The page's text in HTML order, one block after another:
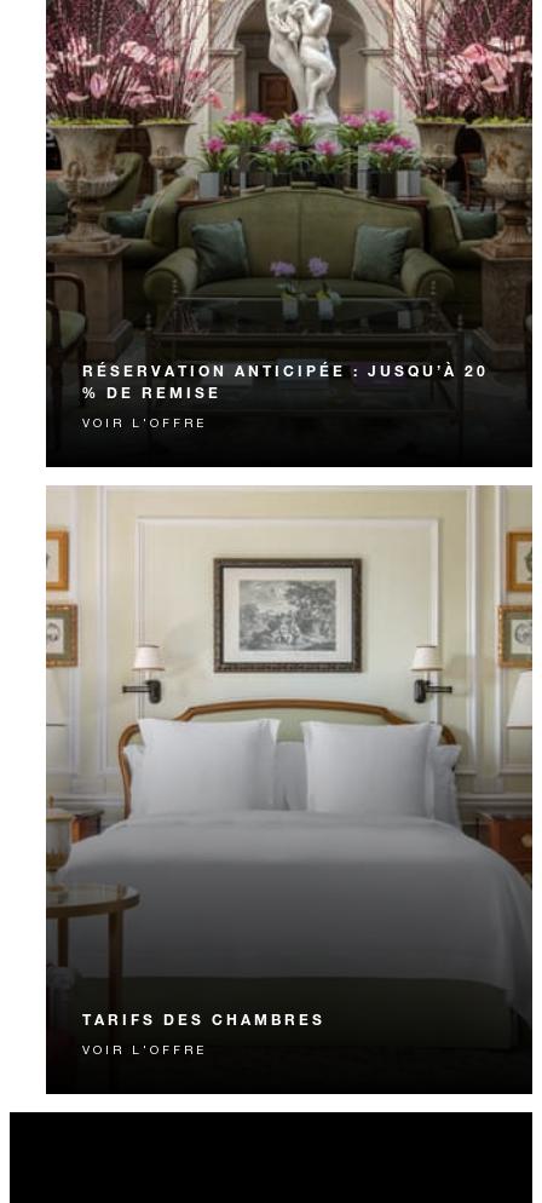
RÉSERVATION ANTICIPÉE : JUSQU’À 20
% DE REMISE
Jusqu’à 20 % de réduction sur le tarif de votre
Profitez-en !
VOIR L'OFFRE
TARIFS DES CHAMBRES
Meilleur tarif disponible garanti. Réservez notre
VOIR L'OFFRE